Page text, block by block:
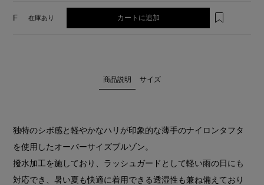
F 在庫あり カートに追加
商品説明 サイズ
独特のシボ感と軽やかなハリが印象的な薄手のナイロンタフタ
を使用したオーバーサイズブルゾン。
撥水加工を施しており、ラッシュガードとして軽い雨の日にも
対応でき、暑い夏も快適に着用できる透湿性も兼ね備えており